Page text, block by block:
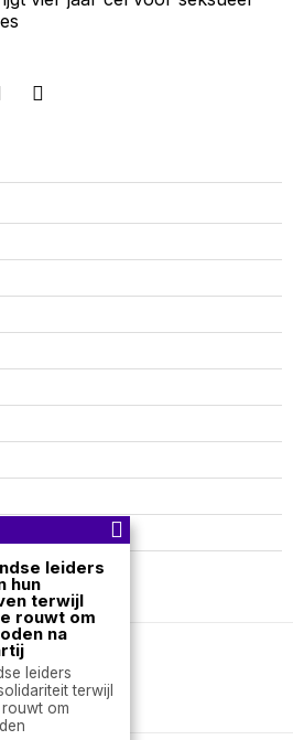
ons Contact
leiders
hun
terwijl
rouwt om
na
leiders
terwijl
om